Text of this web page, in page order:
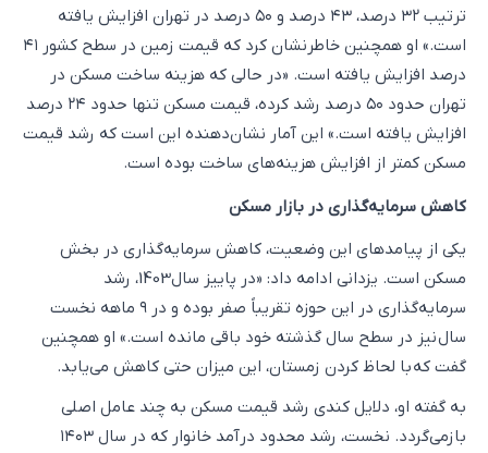
ترتیب ۳۲ درصد، ۴۳ درصد و ۵۰ درصد در تهران افزایش یافته
است.» او همچنین خاطرنشان کرد که قیمت زمین در سطح کشور ۴۱
درصد افزایش یافته است. «در حالی که هزینه ساخت مسکن در
تهران حدود ۵۰ درصد رشد کرده، قیمت مسکن تنها حدود ۲۴ درصد
افزایش یافته است.» این آمار نشان‌دهنده این است که رشد قیمت
مسکن کمتر از افزایش هزینه‌های ساخت بوده است.
کاهش سرمایه‌گذاری در بازار مسکن
یکی از پیامدهای این وضعیت، کاهش سرمایه‌گذاری در بخش
مسکن است. یزدانی ادامه داد: «در پاییز سال1403، رشد
سرمایه‌گذاری در این حوزه تقریباً صفر بوده و در ۹ ماهه نخست
سال نیز در سطح سال گذشته خود باقی مانده است.» او همچنین
گفت که با لحاظ کردن زمستان، این میزان حتی کاهش می‌یابد.
به گفته او، دلایل کندی رشد قیمت مسکن به چند عامل اصلی
بازمی‌گردد. نخست، رشد محدود درآمد خانوار که در سال ۱۴۰۳